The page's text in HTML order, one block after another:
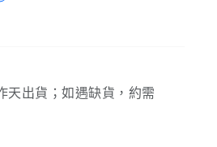
天出貨；如遇缺貨，約需